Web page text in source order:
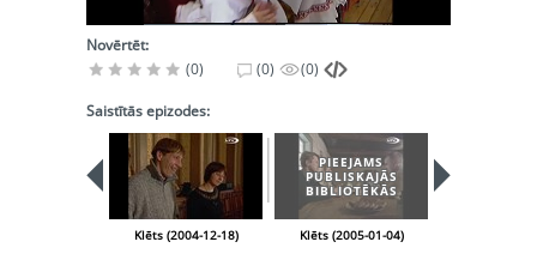
Novērtēt:
(0)
(0) (0)
Saistītās epizodes:
Klēts (2004-12-18)
PIEEJAMS
PUBLISKAJĀS
BIBLIOTĒKĀS
Klēts (2005-01-04)